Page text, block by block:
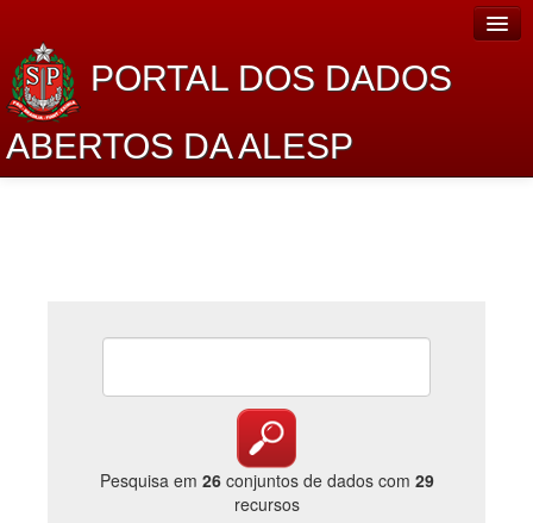
PORTAL DOS DADOS
ABERTOS DA ALESP
Lei de Acesso à Informação
Catálogo de dados
Pesquisa em 26conjuntos de dados com 29
recursos